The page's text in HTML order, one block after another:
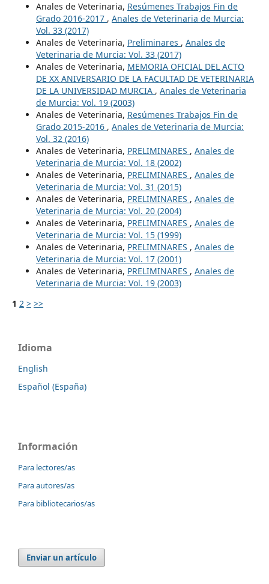
Anales de Veterinaria, Resúmenes Trabajos Fin de
Grado 2016-2017 , Anales de Veterinaria de Murcia:
Vol. 33 (2017)
Anales de Veterinaria, Preliminares , Anales de
Veterinaria de Murcia: Vol. 33 (2017)
Anales de Veterinaria, MEMORIA OFICIAL DEL ACTO
DE XX ANIVERSARIO DE LA FACULTAD DE VETERINARIA
DE LA UNIVERSIDAD MURCIA , Anales de Veterinaria
de Murcia: Vol. 19 (2003)
Anales de Veterinaria, Resúmenes Trabajos Fin de
Grado 2015-2016 , Anales de Veterinaria de Murcia:
Vol. 32 (2016)
Anales de Veterinaria, PRELIMINARES , Anales de
Veterinaria de Murcia: Vol. 18 (2002)
Anales de Veterinaria, PRELIMINARES , Anales de
Veterinaria de Murcia: Vol. 31 (2015)
Anales de Veterinaria, PRELIMINARES , Anales de
Veterinaria de Murcia: Vol. 20 (2004)
Anales de Veterinaria, PRELIMINARES , Anales de
Veterinaria de Murcia: Vol. 15 (1999)
Anales de Veterinaria, PRELIMINARES , Anales de
Veterinaria de Murcia: Vol. 17 (2001)
Anales de Veterinaria, PRELIMINARES , Anales de
Veterinaria de Murcia: Vol. 19 (2003)
1 2 > >>
Idioma
English
Español (España)
Información
Para lectores/as
Para autores/as
Para bibliotecarios/as
Enviar un artículo